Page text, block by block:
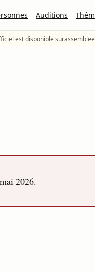
Auditions
est disponible sur
2026.